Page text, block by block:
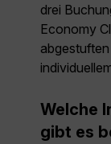
drei
Economy
Welche
gibt es